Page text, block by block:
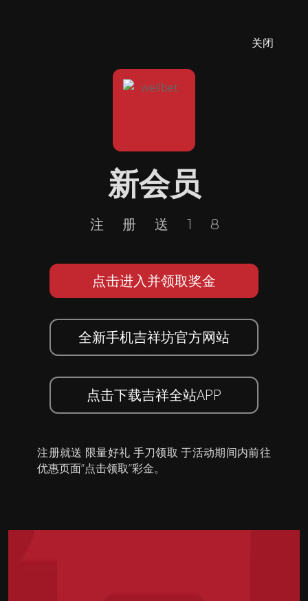
关闭
新会员
注册送18
点击进入并领取奖金
全新手机吉祥坊官方网站
点击下载吉祥全站APP
注册就送 限量好礼 手刀领取 于活动期间内前往
优惠页面”点击领取”彩金。